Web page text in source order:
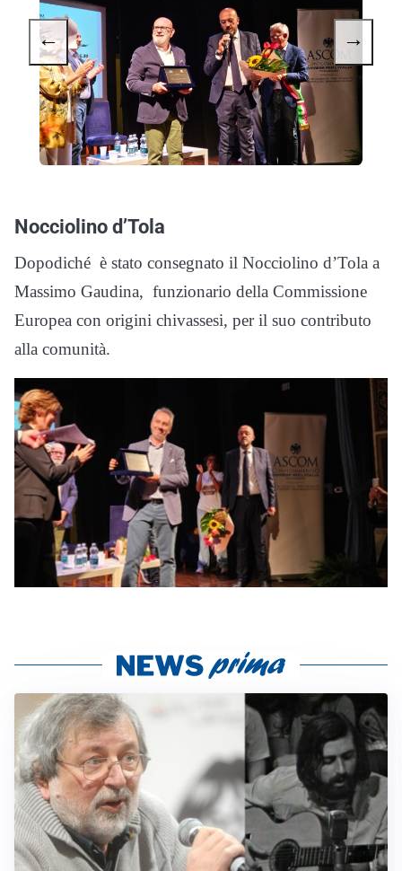
← →
Nocciolino d’Tola
Dopodiché è stato consegnato il Nocciolino d’Tola a
Massimo Gaudina, funzionario della Commissione
Europea con origini chivassesi, per il suo contributo
alla comunità​.